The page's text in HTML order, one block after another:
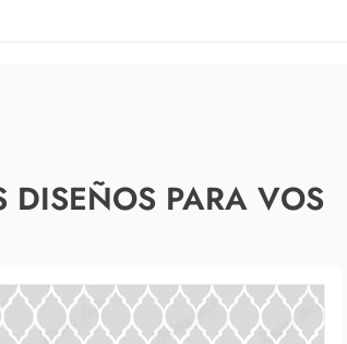
DISEÑOS PARA VOS